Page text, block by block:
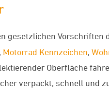
gesetzlichen Vorschriften
Motorrad Kennzeichen
Oberfläche
verpackt, schnell und